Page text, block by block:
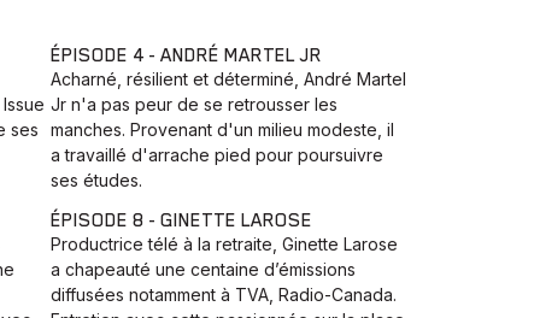
ses
ÉPISODE 4 - ANDRÉ MARTEL JR
Acharné, résilient et déterminé, André Martel
Jr n'a pas peur de se retrousser les
manches. Provenant d'un milieu modeste, il
a travaillé d'arrache pied pour poursuivre
ses études.
ÉPISODE 8 - GINETTE LAROSE
Productrice télé à la retraite, Ginette Larose
a chapeauté une centaine d’émissions
diffusées notamment à TVA, Radio-Canada.